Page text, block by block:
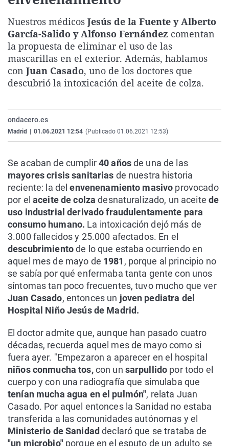
Gente viajera
Como el perro y el
Retornados
Equipo de
Operación Viuda
Galicia
La Rioja
Navarra
País Vasco
Televisión
Elecciones
Nuestros médicos Jesús de la Fuente y Alberto
García-Salido y Alfonso Fernández comentan
la propuesta de eliminar el uso de las
mascarillas en el exterior. Además, hablamos
con Juan Casado, uno de los doctores que
descubrió la intoxicación del aceite de colza.
ondacero.es
Madrid 01.06.2021 12:54 (Publicado 01.06.2021 12:53)
Se acaban de cumplir40 añosde una de las
mayores crisis sanitarias de nuestra historia
reciente: la delenvenenamiento masivo provocado
por el aceite de colzadesnaturalizado, un aceitede
uso industrial derivado fraudulentamente para
consumo humano. La intoxicación dejó más de
3.000 fallecidos y 25.000 afectados. En el
descubrimientode lo que estaba ocurriendo en
aquel mes de mayo de 1981 , porque al principio no
se sabía por qué enfermaba tanta gente con unos
síntomas tan poco frecuentes, tuvo mucho que ver
Juan Casado, entonces un joven pediatra del
Hospital Niño Jesús de Madrid.
El doctor admite que, aunque han pasado cuatro
décadas, recuerda aquel mes de mayo como si
fuera ayer. "Empezaron a aparecer en el hospital
niños conmucha tos,con un sarpullido por todo el
cuerpo y con una radiografía que simulaba que
tenían mucha agua en el pulmón", relata Juan
Casado. Por aquel entonces la Sanidad no estaba
transferida a las comunidades autónomas y el
Ministerio de Sanidad declaró que se trataba de
"un microbio"porque en el esputo de un adulto se